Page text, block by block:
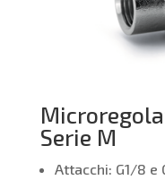
Serie M
Attacchi: G1/8 e